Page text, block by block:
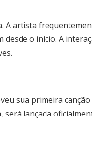
A artista
o início. A
sua primeira
lançada